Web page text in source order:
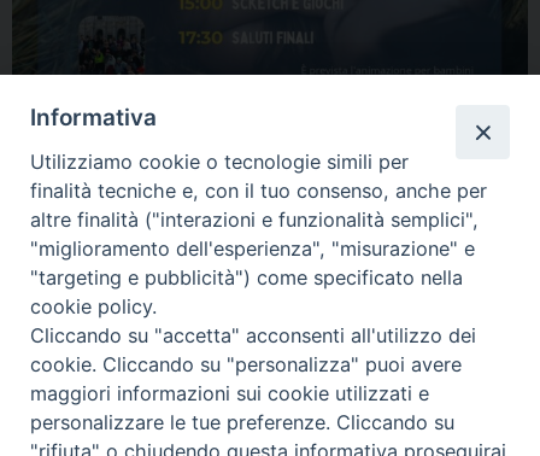
Condividi…
Informativa
Utilizziamo cookie o tecnologie simili per
finalità tecniche e, con il tuo consenso, anche per
altre finalità ("interazioni e funzionalità semplici",
"miglioramento dell'esperienza", "misurazione" e
"targeting e pubblicità") come specificato nella
cookie policy.
Cliccando su "accetta" acconsenti all'utilizzo dei
cookie. Cliccando su "personalizza" puoi avere
maggiori informazioni sui cookie utilizzati e
personalizzare le tue preferenze. Cliccando su